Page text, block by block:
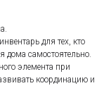
для тех, кто
дома самостоятельно.
элемента при
координацию и